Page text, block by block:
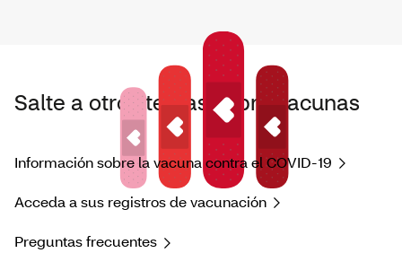
Salte a otros temas sobre vacunas
Información sobre la vacuna contra el COVID-19
Acceda a sus registros de vacunación
Preguntas frecuentes